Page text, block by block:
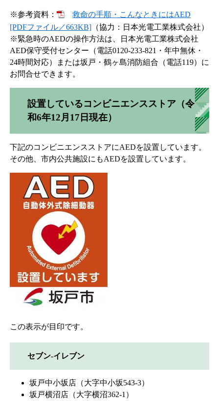
※参考資料：
救命の手順・こんなときにはAED
[PDFファイル／663KB] （協力：日本光電工業株式会社）
​※緊急時のAEDの操作方法は、日本光電工業株式会社
AED保守受付センター（電話0120-233-821・年中無休・
24時間対応）または坂戸・鶴ヶ島消防組合（電話119）に
お問合せできます。
設置しているコンビニエンスストア（令
和6年12月17日現在）
下記のコンビニエンスストアにAEDを設置しています。
その他、市内公共施設にもAEDを設置しています。
この表示が目印です。
セブン‐イレブン
坂戸中小坂店（大字中小坂543-3）
坂戸横沼店（大字横沼362-1）